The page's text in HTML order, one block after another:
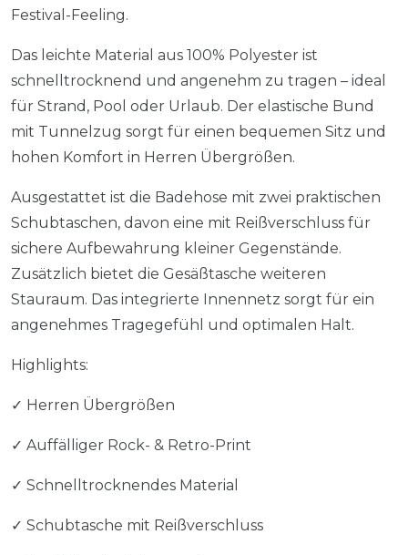
Festival-Feeling.
Das leichte Material aus 100% Polyester ist
schnelltrocknend und angenehm zu tragen – ideal
für Strand, Pool oder Urlaub. Der elastische Bund
mit Tunnelzug sorgt für einen bequemen Sitz und
hohen Komfort in Herren Übergrößen.
Ausgestattet ist die Badehose mit zwei praktischen
Schubtaschen, davon eine mit Reißverschluss für
sichere Aufbewahrung kleiner Gegenstände.
Zusätzlich bietet die Gesäßtasche weiteren
Stauraum. Das integrierte Innennetz sorgt für ein
angenehmes Tragegefühl und optimalen Halt.
Highlights:
✓ Herren Übergrößen
✓ Auffälliger Rock- & Retro-Print
✓ Schnelltrocknendes Material
✓ Schubtasche mit Reißverschluss